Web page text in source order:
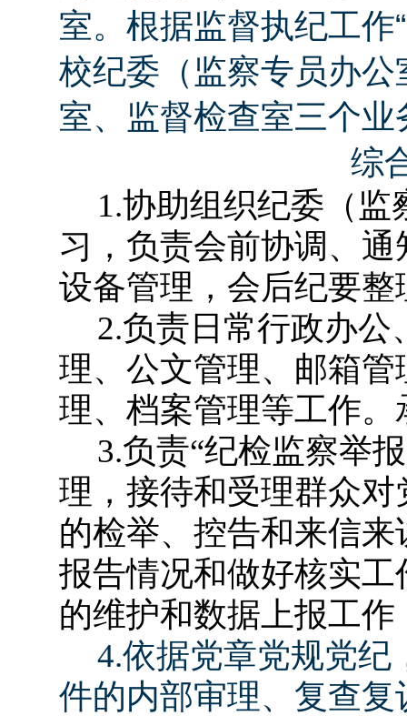
室。根据监督执纪工作
校纪委（监察专员办
室、监督检查室三个
综
1.协助组织纪委（监
习，负责会前协调、
设备管理，会后纪要
2.负责日常行政办公
理、公文管理、邮箱
理、档案管理等工作。
3.负责“纪检监察举
理，接待和受理群众
的检举、控告和来信
报告情况和做好核实
的维护和数据上报工
4.依据党章党规党纪
件的内部审理、复查